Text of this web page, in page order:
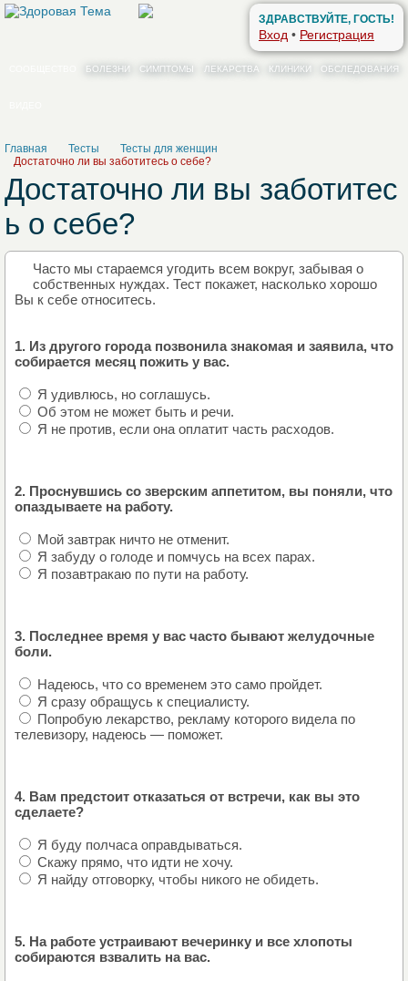
ЗДРАВСТВУЙТЕ, ГОСТЬ!
Вход • Регистрация
БОЛЕЗНИ СИМПТОМЫ ЛЕКАРСТВА КЛИНИКИ ОБСЛЕДОВАНИЯ
Главная Тесты
Тесты для женщин
Достаточно ли вы заботитесь о себе?
Достаточно ли вы заботитес
ь о себе?
Часто мы стараемся угодить всем вокруг, забывая о
собственных нуждах. Тест покажет, насколько хорошо
Вы к себе относитесь.
1. Из другого города позвонила знакомая и заявила, что
собирается месяц пожить у вас.
Я удивлюсь, но соглашусь.
Об этом не может быть и речи.
Я не против, если она оплатит часть расходов.
2. Проснувшись со зверским аппетитом, вы поняли, что
опаздываете на работу.
Мой завтрак ничто не отменит.
Я забуду о голоде и помчусь на всех парах.
Я позавтракаю по пути на работу.
3. Последнее время у вас часто бывают желудочные
боли.
Надеюсь, что со временем это само пройдет.
Я сразу обращусь к специалисту.
Попробую лекарство, рекламу которого видела по
телевизору, надеюсь — поможет.
4. Вам предстоит отказаться от встречи, как вы это
сделаете?
Я буду полчаса оправдываться.
Скажу прямо, что идти не хочу.
Я найду отговорку, чтобы никого не обидеть.
5. На работе устраивают вечеринку и все хлопоты
собираются взвалить на вас.